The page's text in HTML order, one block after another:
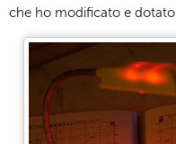
che ho modificato e